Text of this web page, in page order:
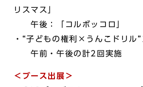
リスマス」
午後：「コルボッコロ」
・“子どもの権利×うんこドリル
午前・午後の計2回実施
＜ブース出展＞